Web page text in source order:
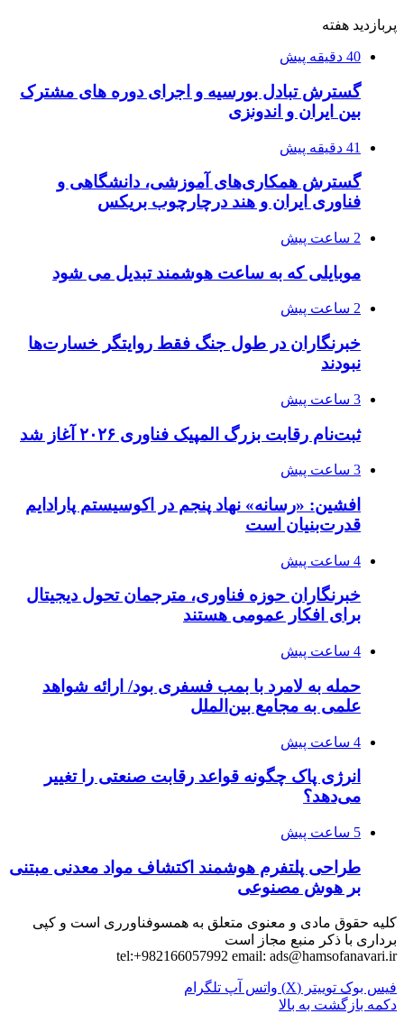
پربازدید هفته
40 دقیقه پیش
گسترش تبادل بورسیه و اجرای دوره های مشترک
بین ایران و اندونزی
41 دقیقه پیش
گسترش همکاری‌های آموزشی، دانشگاهی و
فناوری ایران و هند درچارچوب بریکس
2 ساعت پیش
موبایلی که به ساعت هوشمند تبدیل می شود
2 ساعت پیش
خبرنگاران در طول جنگ فقط روایتگر خسارت‌ها
نبودند
3 ساعت پیش
ثبت‌نام رقابت بزرگ المپیک فناوری ۲۰۲۶ آغاز شد
3 ساعت پیش
افشین: «رسانه» نهاد پنجم در اکوسیستم پارادایم
قدرت‌بنیان است
4 ساعت پیش
خبرنگاران حوزه فناوری، مترجمان تحول دیجیتال
برای افکار عمومی هستند
4 ساعت پیش
حمله به لامرد با بمب فسفری بود/ ارائه شواهد
علمی به مجامع بین‌الملل
4 ساعت پیش
انرژی پاک چگونه قواعد رقابت صنعتی را تغییر
می‌دهد؟
5 ساعت پیش
طراحی پلتفرم هوشمند اکتشاف مواد معدنی مبتنی
بر هوش مصنوعی
کلیه حقوق مادی و معنوی متعلق به همسوفناورری است و کپی
برداری با ذکر منبع مجاز است
tel:+982166057992 email: ads@hamsofanavari.ir
فیس بوک توییتر (X) واتس آپ تلگرام
دکمه بازگشت به بالا